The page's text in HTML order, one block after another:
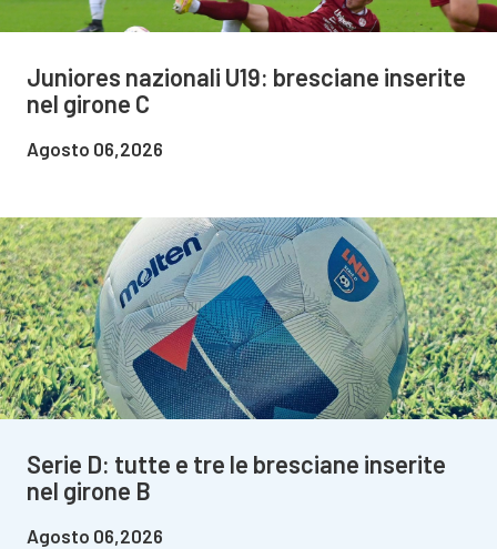
Juniores nazionali U19: bresciane inserite
nel girone C
Agosto 06,2026
Serie D: tutte e tre le bresciane inserite
nel girone B
Agosto 06,2026